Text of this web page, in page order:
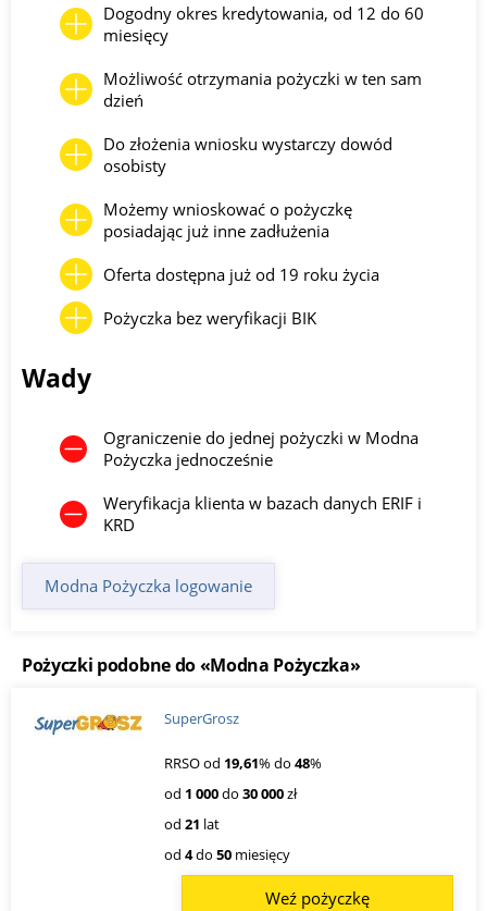
Dogodny okres kredytowania, od 12 do 60
miesięcy
Możliwość otrzymania pożyczki w ten sam
dzień
Do złożenia wniosku wystarczy dowód
osobisty
Możemy wnioskować o pożyczkę
posiadając już inne zadłużenia
Oferta dostępna już od 19 roku życia
Pożyczka bez weryfikacji BIK
Wady
Ograniczenie do jednej pożyczki w Modna
Pożyczka jednocześnie
Weryfikacja klienta w bazach danych ERIF i
KRD
Modna Pożyczka logowanie
Pożyczki podobne do «Modna Pożyczka»
SuperGrosz
RRSO od 19,61% do 48%
od 1 000do 30 000zł
od 21 lat
od 4do 50 miesięcy
Weź pożyczkę